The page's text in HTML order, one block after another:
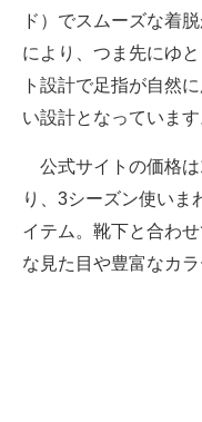
ド）でスムーズな着
により、つま先にゆ
ト設計で足指が自然
い設計となっています
公式サイトの価格は
り、3シーズン使いま
イテム。靴下と合わ
な見た目や豊富なカラ